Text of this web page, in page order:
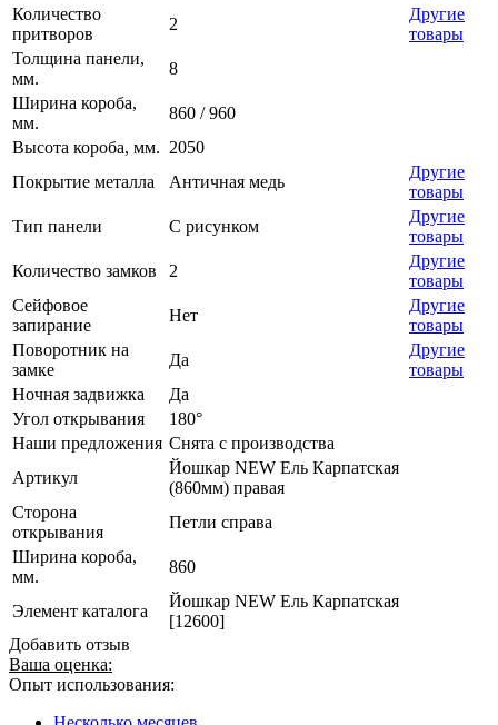
Количество
притворов
2
Другие
товары
Толщина панели,
мм.
8
Ширина короба,
мм.
860 / 960
Высота короба, мм. 2050
Покрытие металла
Античная медь
Другие
товары
Тип панели
С рисунком
Другие
товары
Количество замков
2
Другие
товары
Сейфовое
запирание
Нет
Другие
товары
Поворотник на
замке
Да
Другие
товары
Ночная задвижка
Да
Угол открывания
180°
Наши предложения Снята с производства
Артикул
Йошкар NEW Ель Карпатская
(860мм) правая
Сторона
открывания
Петли справа
Ширина короба,
мм.
860
Элемент каталога
Йошкар NEW Ель Карпатская
[12600]
Добавить отзыв
Ваша оценка:
Опыт использования: